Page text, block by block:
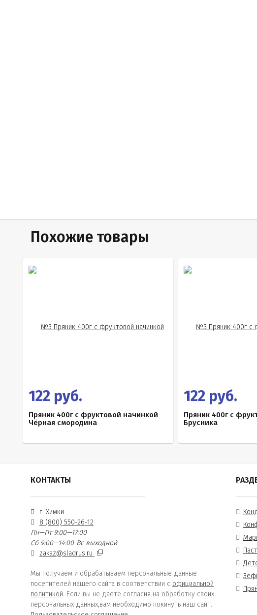
Похожие товары
122 руб.
Пряник 400г с фруктовой начинкой
Чёрная смородина
122 руб.
Пряник 400г с
Брусника
КОНТАКТЫ
г. Химки
8 (800) 550-26-12
Пн—Пт 9:00—17:00
Сб 9:00—14:00 Вс выходной
zakaz@sladrus.ru
Мы получаем и обрабатываем персональные данные
посетителей нашего сайта в соответствии с официальной
политикой. Если вы не даете согласия на обработку своих
персональных данных,вам необходимо покинуть наш сайт.